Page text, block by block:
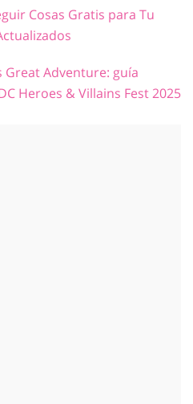
Cosas Gratis para Tu
Great Adventure: guía
Heroes & Villains Fest 2025